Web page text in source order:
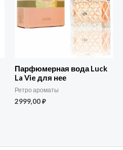
Парфюмерная вода Luck
La Vie для нее
Ретро ароматы
2999,00₽